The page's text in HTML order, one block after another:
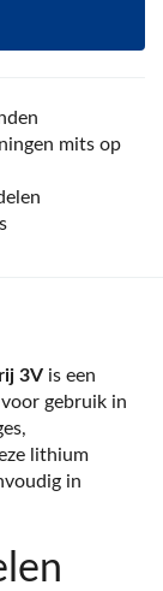
mits op
3V is een
gebruik in
lithium
in